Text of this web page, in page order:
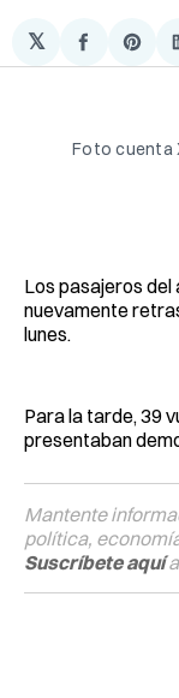
𝕏
en
on
Foto cuenta
Los pasajeros
nuevamente
lunes.
Para la tarde, 39
presentaban
Mantente
política,
Suscríbete aquí